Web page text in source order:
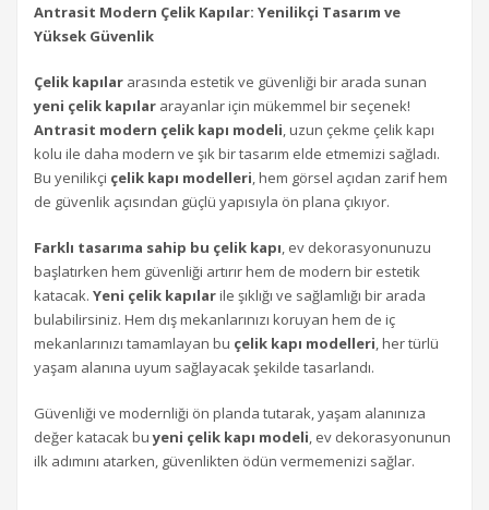
Antrasit Modern Çelik Kapılar: Yenilikçi Tasarım ve
Yüksek Güvenlik
Çelik kapılar arasında estetik ve güvenliği bir arada sunan
yeni çelik kapılar arayanlar için mükemmel bir seçenek!
Antrasit modern çelik kapı modeli, uzun çekme çelik kapı
kolu ile daha modern ve şık bir tasarım elde etmemizi sağladı.
Bu yenilikçi çelik kapı modelleri, hem görsel açıdan zarif hem
de güvenlik açısından güçlü yapısıyla ön plana çıkıyor.
Farklı tasarıma sahip bu çelik kapı, ev dekorasyonunuzu
başlatırken hem güvenliği artırır hem de modern bir estetik
katacak. Yeni çelik kapılarile şıklığı ve sağlamlığı bir arada
bulabilirsiniz. Hem dış mekanlarınızı koruyan hem de iç
mekanlarınızı tamamlayan bu çelik kapı modelleri, her türlü
yaşam alanına uyum sağlayacak şekilde tasarlandı.
Güvenliği ve modernliği ön planda tutarak, yaşam alanınıza
değer katacak buyeni çelik kapı modeli, ev dekorasyonunun
ilk adımını atarken, güvenlikten ödün vermemenizi sağlar.